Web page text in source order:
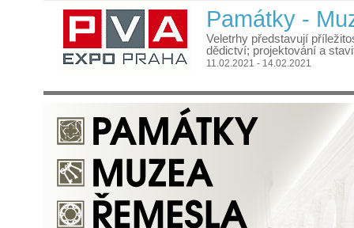
Památky -
Veletrhy představují
dědictví; projektování a
11.02.2021 - 14.02.2021